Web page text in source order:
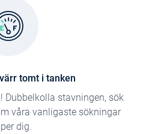
tomt i tanken
Dubbelkolla stavningen, sök
våra vanligaste sökningar
dig.